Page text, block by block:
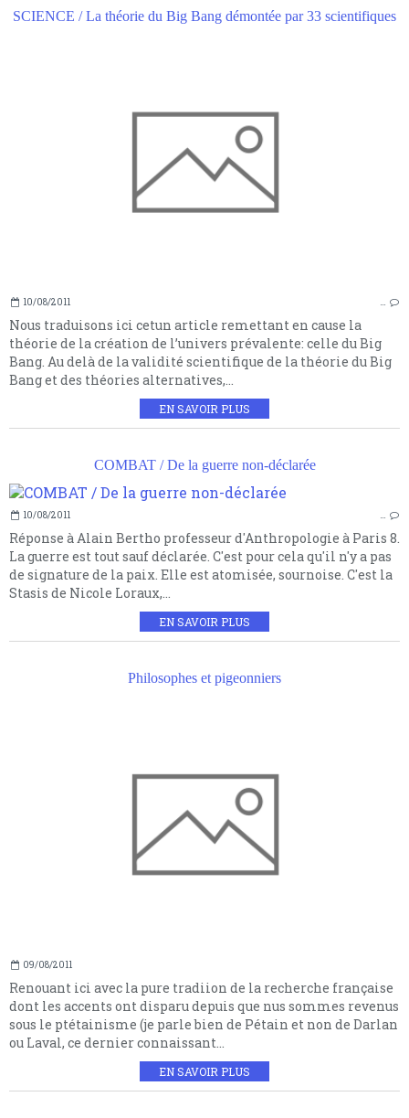
SCIENCE / La théorie du Big Bang démontée par 33 scientifiques
10/08/2011 …
Nous traduisons ici cetun article remettant en cause la
théorie de la création de l’univers prévalente: celle du Big
Bang. Au delà de la validité scientifique de la théorie du Big
Bang et des théories alternatives,...
EN SAVOIR PLUS
COMBAT / De la guerre non-déclarée
10/08/2011 …
Réponse à Alain Bertho professeur d'Anthropologie à Paris 8.
La guerre est tout sauf déclarée. C'est pour cela qu'il n'y a pas
de signature de la paix. Elle est atomisée, sournoise. C'est la
Stasis de Nicole Loraux,...
EN SAVOIR PLUS
Philosophes et pigeonniers
09/08/2011
Renouant ici avec la pure tradiion de la recherche française
dont les accents ont disparu depuis que nus sommes revenus
sous le ptétainisme (je parle bien de Pétain et non de Darlan
ou Laval, ce dernier connaissant...
EN SAVOIR PLUS